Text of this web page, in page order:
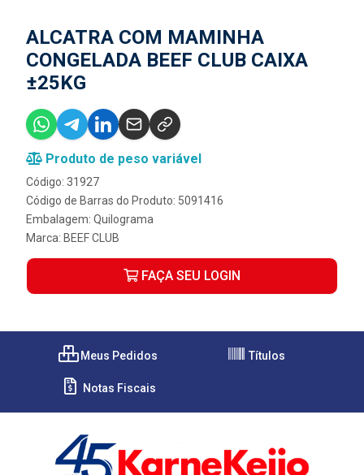
ALCATRA COM MAMINHA
CONGELADA BEEF CLUB CAIXA
±25KG
Produto de peso variável
Código: 31927
Código de Barras do Produto: 5091416
Embalagem: Quilograma
Marca: BEEF CLUB
FAÇA SEU LOGIN
Meus Pedidos Títulos
Notas Fiscais